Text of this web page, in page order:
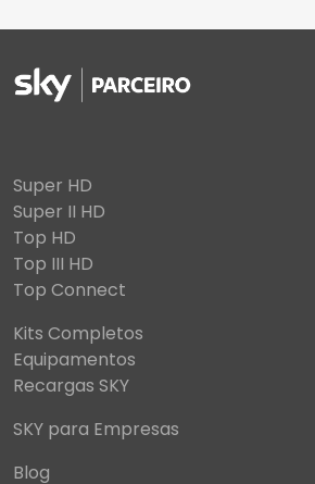
Super HD
Super II HD
Top HD
Top III HD
Top Connect
Kits Completos
Equipamentos
Recargas SKY
SKY para Empresas
Blog